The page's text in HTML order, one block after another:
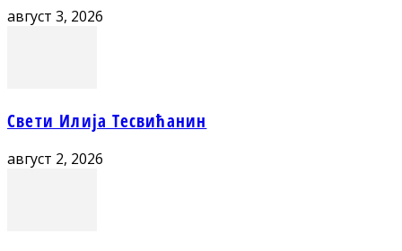
август 3, 2026
Свети Илија Тесвићанин
август 2, 2026